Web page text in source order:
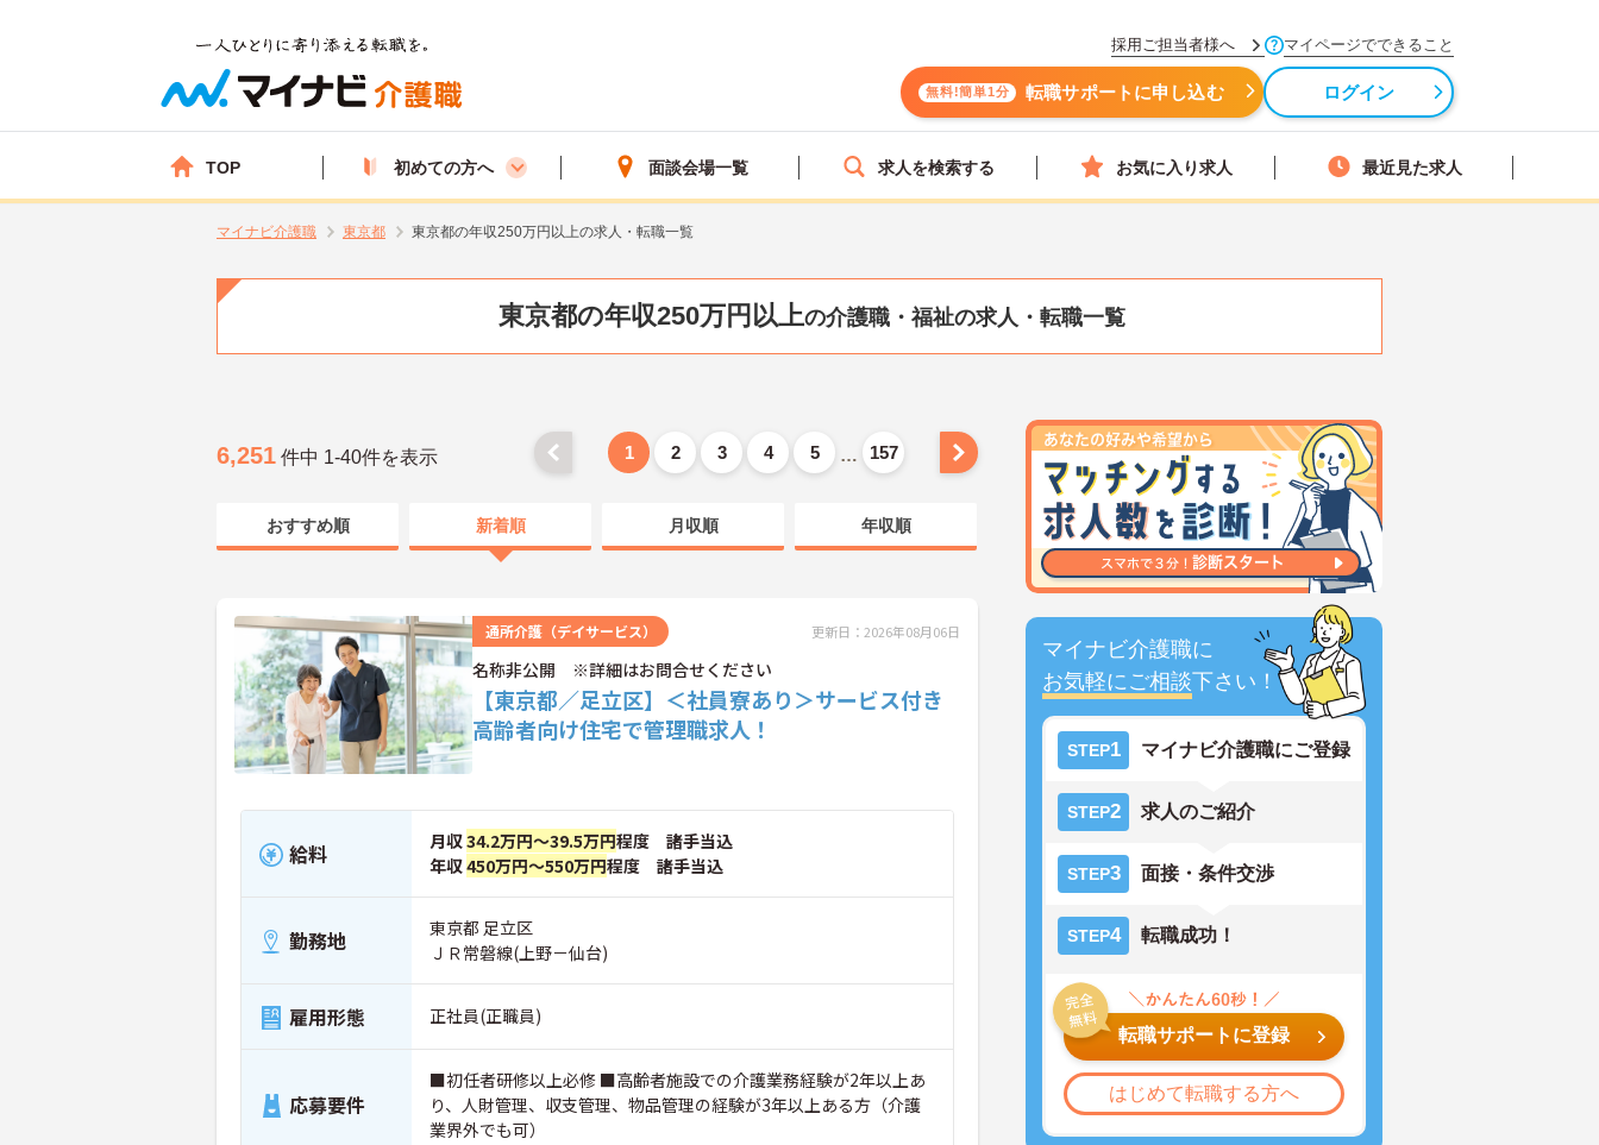
採用ご担当者様へ マイページでできること
無料!簡単1分 転職サポートに申し込む ログイン
TOP 初めての方へ 面談会場一覧 求人を検索する お気に入り求人 最近見た求人
マイナビ介護職 東京都 東京都の年収250万円以上の求人・転職一覧
東京都の年収250万円以上の介護職・福祉の求人・転職一覧
マイナビ介護職に
お気軽にご相談下さい！
STEP1 マイナビ介護職にご登録
STEP2 求人のご紹介
STEP3 面接・条件交渉
STEP4 転職成功！
転職サポートに登録
はじめて転職する方へ
6,251 件中 1-40件を表示 1 2 3 4 5 … 157
おすすめ順 新着順 月収順 年収順
通所介護（デイサービス） 更新日：2026年08月06日
名称非公開 ※詳細はお問合せください
【東京都／足立区】＜社員寮あり＞サービス付き
高齢者向け住宅で管理職求人！
給料 月収34.2万円～39.5万円程度 諸手当込
年収450万円～550万円程度 諸手当込
勤務地
東京都 足立区
ＪＲ常磐線(上野－仙台)
雇用形態 正社員(正職員)
応募要件
■初任者研修以上必修 ■高齢者施設での介護業務経験が2年以上あ
り、人財管理、収支管理、物品管理の経験が3年以上ある方（介護
業界外でも可）